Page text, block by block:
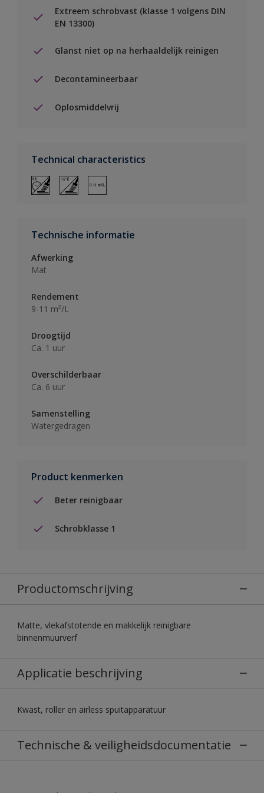
Extreem schrobvast (klasse 1 volgens DIN
EN 13300)
Glanst niet op na herhaaldelijk reinigen
Decontamineerbaar
Oplosmiddelvrij
Technical characteristics
Technische informatie
Afwerking
Mat
Rendement
9-11 m²/L
Droogtijd
Ca. 1 uur
Overschilderbaar
Ca. 6 uur
Samenstelling
Watergedragen
Product kenmerken
Beter reinigbaar
Schrobklasse 1
Productomschrijving
Matte, vlekafstotende en makkelijk reinigbare
binnenmuurverf
Applicatie beschrijving
Kwast, roller en airless spuitapparatuur
Technische & veiligheidsdocumentatie